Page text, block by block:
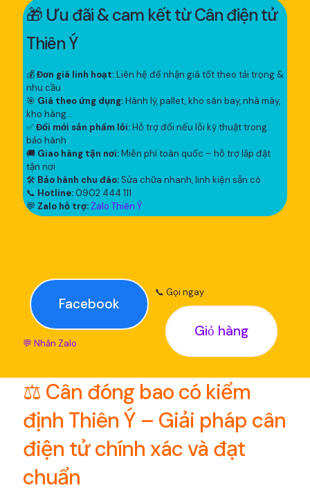
🎁 Ưu đãi & cam kết từ Cân điện tử
Thiên Ý
💰Đơn giá linh hoạt:Liên hệ để nhận giá tốt theo tải trọng &
nhu cầu
🎯 Giá theo ứng dụng:Hành lý, pallet, kho sân bay, nhà máy,
kho hàng...
✅Đổi mới sản phẩm lỗi:Hỗ trợ đổi nếu lỗi kỹ thuật trong
bảo hành
🚚 Giao hàng tận nơi:Miễn phí toàn quốc – hỗ trợ lắp đặt
tận nơi
🛠 Bảo hành chu đáo: Sửa chữa nhanh, linh kiện sẵn có
📞 Hotline: 0902 444 111
💬 Zalo hỗ trợ: Zalo Thiên Ý
Facebook
💬 Nhắn Zalo
📞 Gọi ngay
Giỏ hàng
⚖️ Cân đóng bao có kiểm
định Thiên Ý – Giải pháp cân
điện tử chính xác và đạt
chuẩn